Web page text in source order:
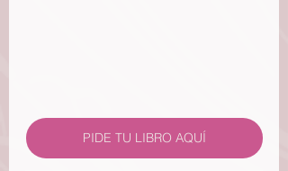
PIDE TU LIBRO AQUÍ